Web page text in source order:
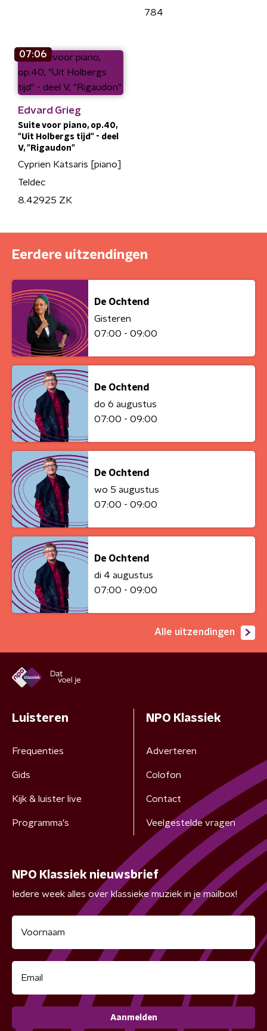
784
07:06
Edvard Grieg
Suite voor piano, op.40,
"Uit Holbergs tijd" - deel
V, "Rigaudon"
Cyprien Katsaris [piano]
Teldec
8.42925 ZK
Eerdere uitzendingen
De Ochtend
Gisteren
07:00 - 09:00
De Ochtend
do 6 augustus
07:00 - 09:00
De Ochtend
wo 5 augustus
07:00 - 09:00
De Ochtend
di 4 augustus
07:00 - 09:00
Alle uitzendingen
Luisteren
Frequenties
Gids
Kijk & luister live
Programma's
NPO Klassiek
Adverteren
Colofon
Contact
Veelgestelde vragen
NPO Klassiek nieuwsbrief
Iedere week alles over klassieke muziek in je mailbox!
Aanmelden